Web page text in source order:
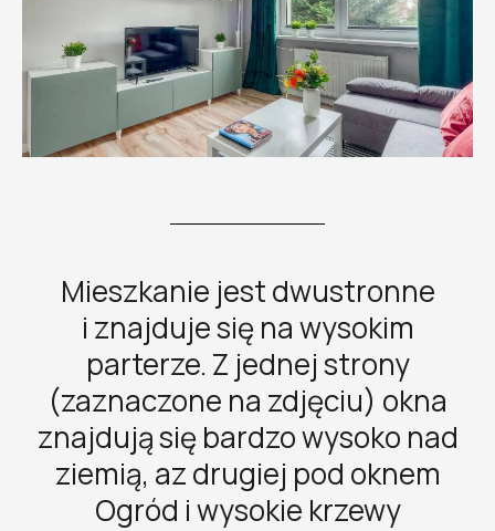
Mieszkanie jest dwustronne
i znajduje się na wysokim
parterze. Z jednej strony
(zaznaczone na zdjęciu) okna
znajdują się bardzo wysoko nad
ziemią, az drugiej pod oknem
Ogród i wysokie krzewy